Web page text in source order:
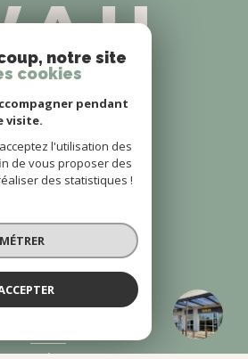
Saint-Gély-du-Fesc
WAH
Lunel
94 19
notre site
cookies
pendant
visite.
l'utilisation des
de vous proposer des
des statistiques !